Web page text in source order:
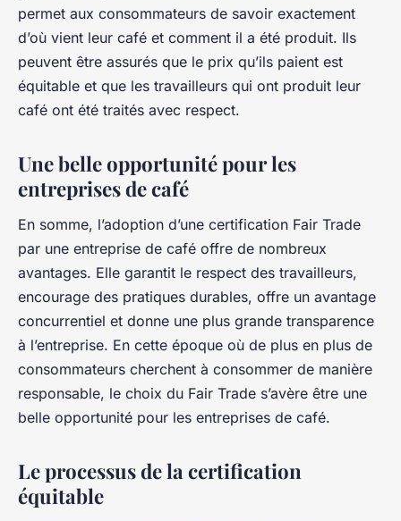
permet aux consommateurs de savoir exactement
d’où vient leur café et comment il a été produit. Ils
peuvent être assurés que le prix qu’ils paient est
équitable et que les travailleurs qui ont produit leur
café ont été traités avec respect.
Une belle opportunité pour les
entreprises de café
En somme, l’adoption d’une certification Fair Trade
par une entreprise de café offre de nombreux
avantages. Elle garantit le respect des travailleurs,
encourage des pratiques durables, offre un avantage
concurrentiel et donne une plus grande transparence
à l’entreprise. En cette époque où de plus en plus de
consommateurs cherchent à consommer de manière
responsable, le choix du Fair Trade s’avère être une
belle opportunité pour les entreprises de café.
Le processus de la certification
équitable